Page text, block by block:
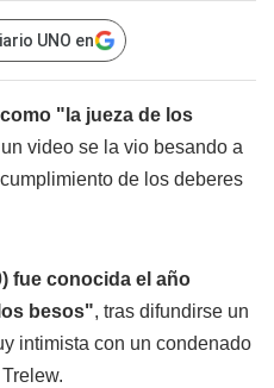
UNO en
"la jueza de los
video se la vio besando a
de los deberes
fue conocida el año
besos", tras difundirse un
intimista con un condenado